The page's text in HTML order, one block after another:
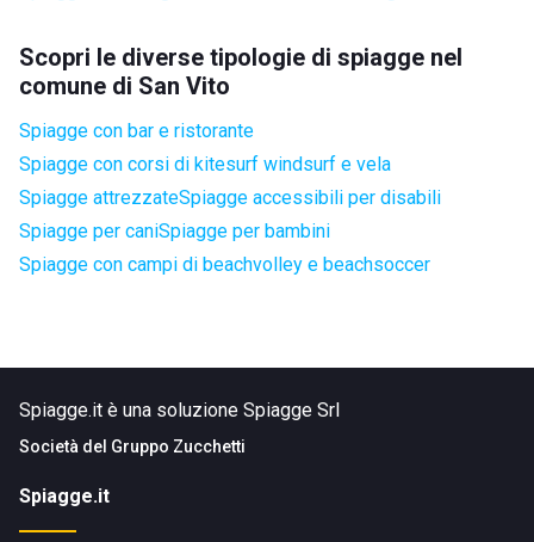
Scopri le diverse tipologie di spiagge nel
comune di San Vito
Spiagge con bar e ristorante
Spiagge con corsi di kitesurf windsurf e vela
Spiagge attrezzateSpiagge accessibili per disabili
Spiagge per caniSpiagge per bambini
Spiagge con campi di beachvolley e beachsoccer
Spiagge.it è una soluzione Spiagge Srl
Società del Gruppo Zucchetti
Spiagge.it